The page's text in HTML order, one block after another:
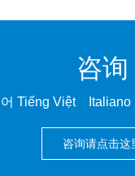
咨询
Tiếng Việt
咨询请点击这